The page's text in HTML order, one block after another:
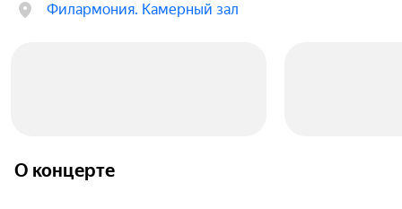
Филармония. Камерный зал
О концерте